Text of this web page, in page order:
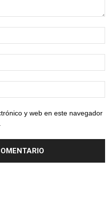
y web en este navegador